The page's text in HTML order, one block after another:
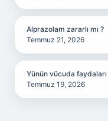
Alprazolam zararlı mı ?
Temmuz 21, 2026
Yünün vücuda
Temmuz 19, 2026